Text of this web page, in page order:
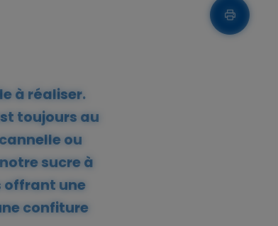
à réaliser.
toujours au
ou
sucre à
offrant une
confiture